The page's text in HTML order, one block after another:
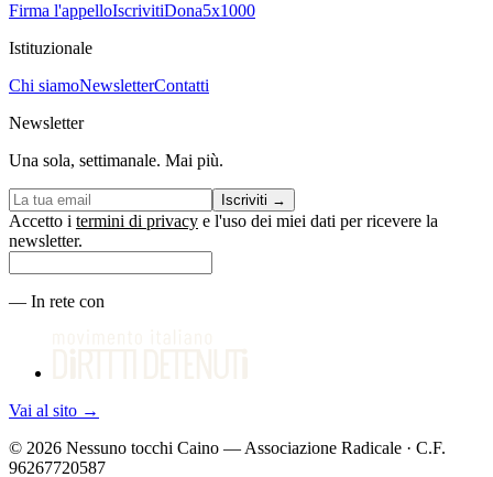
Firma l'appelloIscrivitiDona5x1000
Istituzionale
Chi siamoNewsletterContatti
Newsletter
Una sola, settimanale. Mai più.
Iscriviti →
Accetto i termini di privacy e l'uso dei miei dati per ricevere la
newsletter.
— In rete con
Vai al sito →
© 2026 Nessuno tocchi Caino — Associazione Radicale · C.F.
96267720587